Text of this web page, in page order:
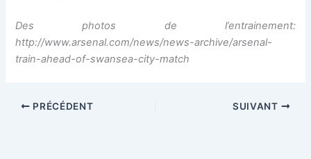
Des photos de l’entrainement:
http://www.arsenal.com/news/news-archive/arsenal-
train-ahead-of-swansea-city-match
PRÉCÉDENT SUIVANT